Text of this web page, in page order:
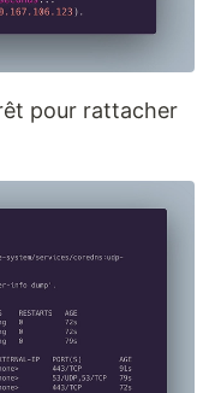
pour rattacher